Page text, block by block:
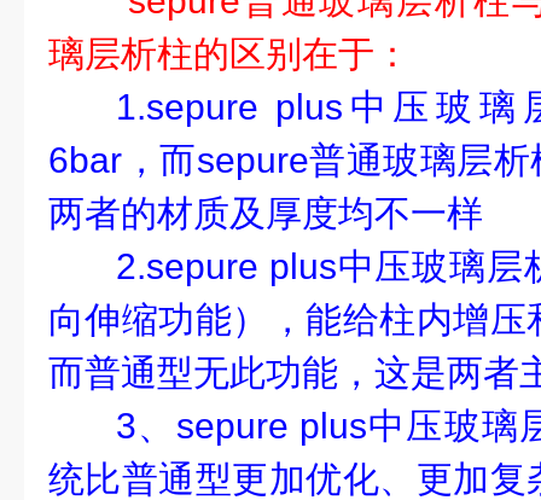
璃层析柱的区别在于：
1.sepure plus中压玻
6bar，而sepure普通玻璃层
两者的材质及厚度均不一样
2.sepure plus中压玻璃层
向伸缩功能），能给柱内增
而普通型无此功能，这是两者
3、sepure plus中压玻璃
统比普通型更加优化、更加